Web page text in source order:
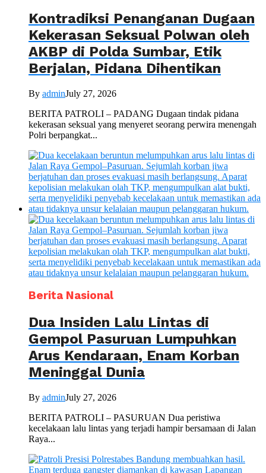
Kontradiksi Penanganan Dugaan
Kekerasan Seksual Polwan oleh
AKBP di Polda Sumbar, Etik
Berjalan, Pidana Dihentikan
By adminJuly 27, 2026
BERITA PATROLI – PADANG Dugaan tindak pidana
kekerasan seksual yang menyeret seorang perwira menengah
Polri berpangkat...
Berita Nasional
Dua Insiden Lalu Lintas di
Gempol Pasuruan Lumpuhkan
Arus Kendaraan, Enam Korban
Meninggal Dunia
By adminJuly 27, 2026
BERITA PATROLI – PASURUAN Dua peristiwa
kecelakaan lalu lintas yang terjadi hampir bersamaan di Jalan
Raya...